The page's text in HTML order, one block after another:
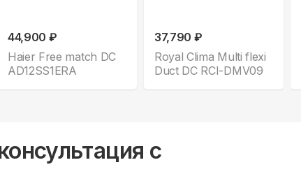
44,900 ₽
Haier Free match DC
AD12SS1ERA
37,790 ₽
Royal Clima Multi flexi
Duct DC RCI-DMV09
с